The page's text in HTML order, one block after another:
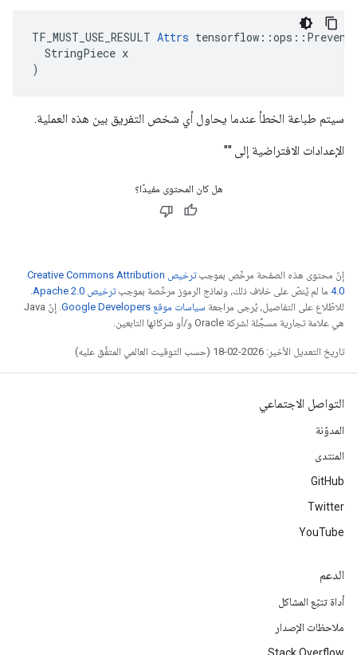
TF_MUST_USE_RESULT Attrs
  StringPiece x
)
سيتم طباعة الخطأ عندما يحاول أي شخص التفريق بين هذه العملية.
الإعدادات الافتراضية إلى ""
هل كان المحتوى مفيدًا؟
إنّ محتوى هذه الصفحة مرخّص بموجب
ترخيص Creative Commons Attribution
4.0‏ ما لم يُنصّ على خلاف ذلك، ونماذج الرموز مرخّصة بموجبترخيص Apache 2.0‏
.
للاطّلاع على التفاصيل، يُرجى مراجعة سياسات موقع Google Developers‏
. إنّ Java
هي علامة تجارية مسجَّلة لشركة Oracle و/أو شركائها التابعين.
تاريخ التعديل الأخير: 2026-02-18 (حسب التوقيت العالمي المتفَّق عليه)
التواصل الاجتماعي
المدوّنة
المنتدى
GitHub
Twitter
YouTube
الدعم
أداة تتبّع المشاكل
ملاحظات الإصدار